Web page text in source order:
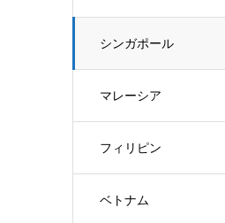
シンガポール
マレーシア
フィリピン
ベトナム